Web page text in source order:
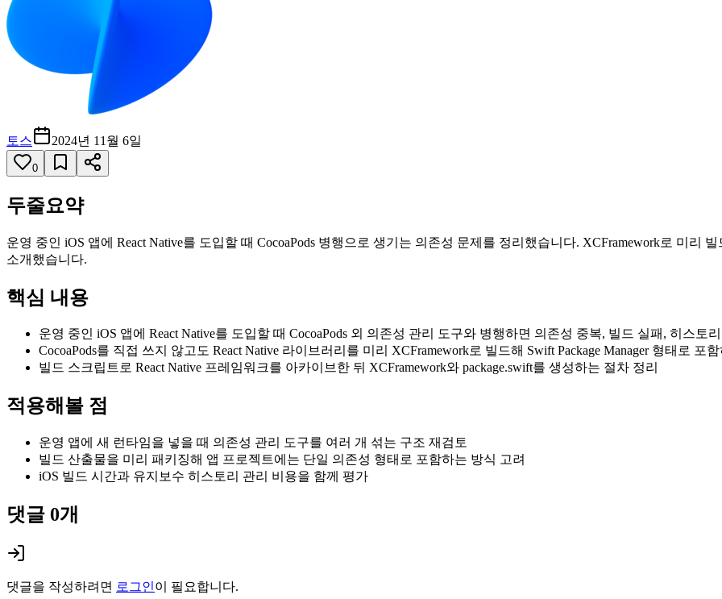
토스 2024년 11월 6일
0
두줄요약
운영 중인 iOS 앱에 React Native를 도입할 때 CocoaPods 병행으로 생기는 의존성 문제를 정리했습니다. XCFramework로 미리
소개했습니다.
핵심 내용
운영 중인 iOS 앱에 React Native를 도입할 때 CocoaPods 외 의존성 관리 도구와 병행하면 의존성 중복, 빌드 실패, 히스토
CocoaPods를 직접 쓰지 않고도 React Native 라이브러리를 미리 XCFramework로 빌드해 Swift Package Manager 형태로 포
빌드 스크립트로 React Native 프레임워크를 아카이브한 뒤 XCFramework와 package.swift를 생성하는 절차 정리
적용해볼 점
운영 앱에 새 런타임을 넣을 때 의존성 관리 도구를 여러 개 섞는 구조 재검토
빌드 산출물을 미리 패키징해 앱 프로젝트에는 단일 의존성 형태로 포함하는 방식 고려
iOS 빌드 시간과 유지보수 히스토리 관리 비용을 함께 평가
댓글 0개
댓글을 작성하려면 로그인이 필요합니다.